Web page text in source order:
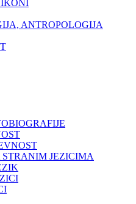
ANTROPOLOGIJA
JEZICIMA